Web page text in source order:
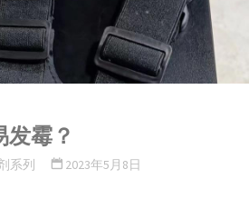
霉？
系列 2023年5月8日